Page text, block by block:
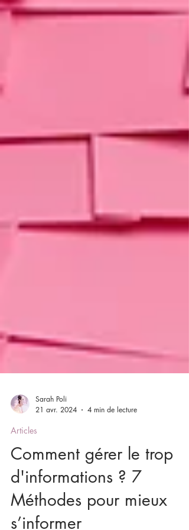
21 avr. 2024
Articles
Comment gérer le trop
d'informations ? 7
Méthodes pour mieux